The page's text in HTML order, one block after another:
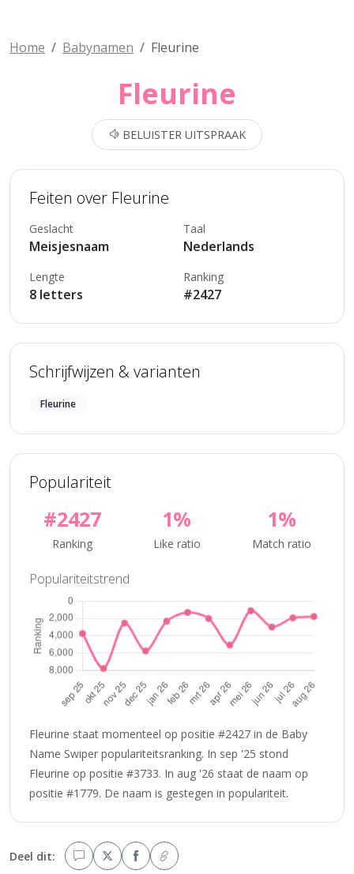
Home Babynamen Fleurine
Fleurine
BELUISTER UITSPRAAK
Feiten over Fleurine
Geslacht
Meisjesnaam
Taal
Nederlands
Lengte
8 letters
Ranking
#2427
Schrijfwijzen & varianten
Fleurine
Populariteit
#2427
Ranking
1%
Like ratio
1%
Match ratio
Populariteitstrend
Fleurine staat momenteel op positie #2427 in de Baby
Name Swiper populariteitsranking. In sep '25 stond
Fleurine op positie #3733. In aug '26 staat de naam op
positie #1779. De naam is gestegen in populariteit.
Deel dit: